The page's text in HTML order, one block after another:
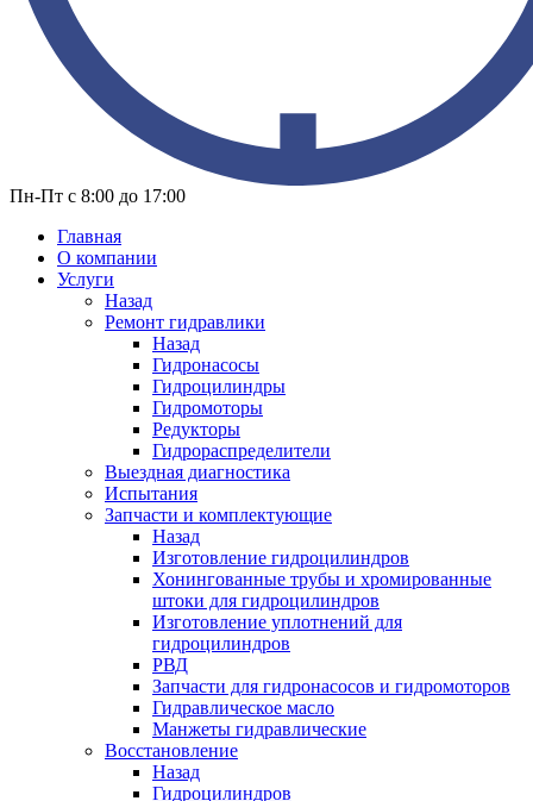
Пн-Пт с 8:00 до 17:00
Главная
О компании
Услуги
Назад
Ремонт гидравлики
Назад
Гидронасосы
Гидроцилиндры
Гидромоторы
Редукторы
Гидрораспределители
Выездная диагностика
Испытания
Запчасти и комплектующие
Назад
Изготовление гидроцилиндров
Хонингованные трубы и хромированные
штоки для гидроцилиндров
Изготовление уплотнений для
гидроцилиндров
РВД
Запчасти для гидронасосов и гидромоторов
Гидравлическое масло
Манжеты гидравлические
Восстановление
Назад
Гидроцилиндров